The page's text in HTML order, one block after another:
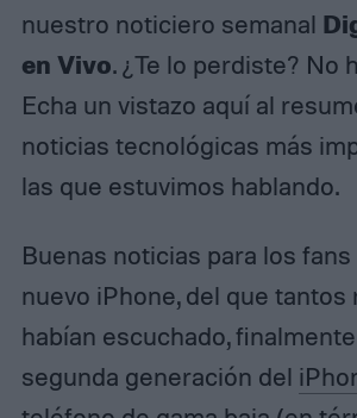
nuestro noticiero semanal
en Vivo. ¿Te lo perdiste? No
Echa un vistazo aquí al
noticias tecnológicas más
las que estuvimos hablando.
Buenas noticias para los
nuevo iPhone, del que tantos
habían escuchado,
segunda generación del